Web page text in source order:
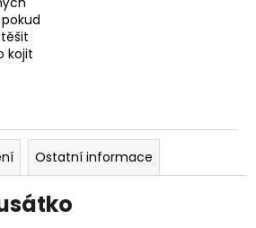
kojit
Ostatní informace